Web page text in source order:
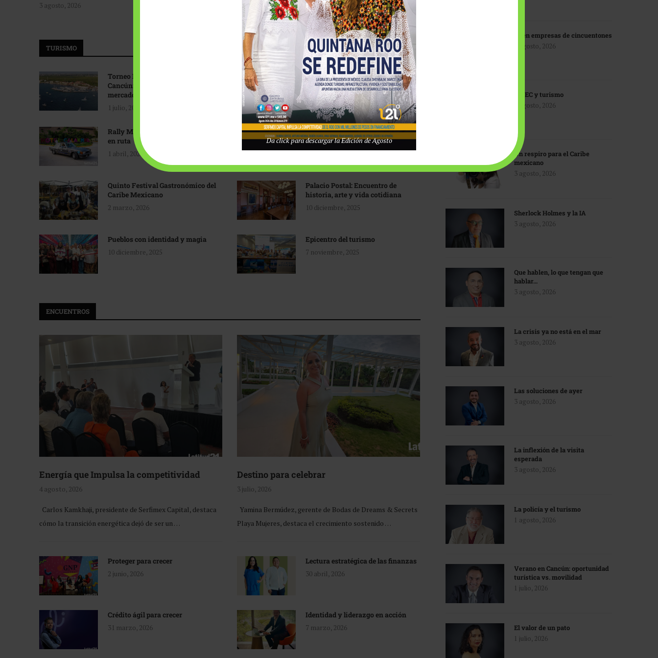
3 agosto, 2026
Tecnológico de Monterrey
3 agosto, 2026
TURISMO
Torneo Internacional de Pesca
Cancún: Navegando hacia nuevos
mercados
1 julio, 2026
Promoción turística con visión
1 abril, 2026
Rally Maya: Herencia automotriz
en ruta
1 abril, 2026
Industria global en
reconfiguración
31 marzo, 2026
Quinto Festival Gastronómico del
Caribe Mexicano
2 marzo, 2026
Palacio Postal: Encuentro de
historia, arte y vida cotidiana
10 diciembre, 2025
Pueblos con identidad y magia
10 diciembre, 2025
Epicentro del turismo
7 noviembre, 2025
ENCUENTROS
Energía que Impulsa la competitividad
4 agosto, 2026
Carlos Kamkhaji, presidente de Serfimex Capital, destaca
cómo la transición energética dejó de ser un …
Destino para celebrar
3 julio, 2026
Yamina Bermúdez, gerente de Bodas de Dreams & Secrets
Playa Mujeres, destaca el crecimiento sostenido …
Proteger para crecer
2 junio, 2026
Lectura estratégica de las finanzas
30 abril, 2026
Crédito ágil para crecer
31 marzo, 2026
Identidad y liderazgo en acción
7 marzo, 2026
IA en empresas de cincuentones
3 agosto, 2026
TMEC y turismo
3 agosto, 2026
Un respiro para el Caribe
mexicano
3 agosto, 2026
Sherlock Holmes y la IA
3 agosto, 2026
Que hablen, lo que tengan que
hablar…
3 agosto, 2026
La crisis ya no está en el mar
3 agosto, 2026
Las soluciones de ayer
3 agosto, 2026
La inflexión de la visita
esperada
3 agosto, 2026
La policía y el turismo
1 agosto, 2026
Verano en Cancún: oportunidad
turística vs. movilidad
1 julio, 2026
El valor de un pato
1 julio, 2026
Da click para descargar la Edición de Agosto